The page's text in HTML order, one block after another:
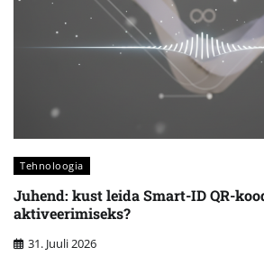
Tehnoloogia
Juhend: kust leida Smart-ID QR-
aktiveerimiseks?
31. Juuli 2026